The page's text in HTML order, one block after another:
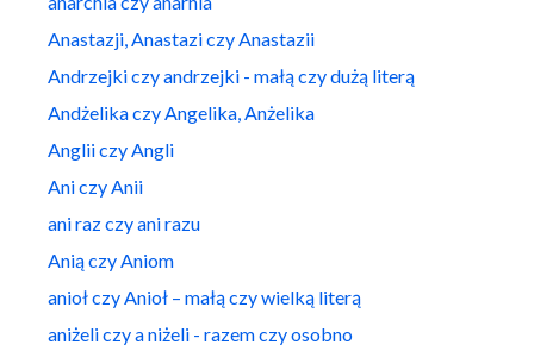
Anastazji, Anastazi czy Anastazii
Andrzejki czy andrzejki - małą czy dużą literą
Andżelika czy Angelika, Anżelika
Anglii czy Angli
Ani czy Anii
ani raz czy ani razu
Anią czy Aniom
anioł czy Anioł – małą czy wielką literą
aniżeli czy a niżeli - razem czy osobno